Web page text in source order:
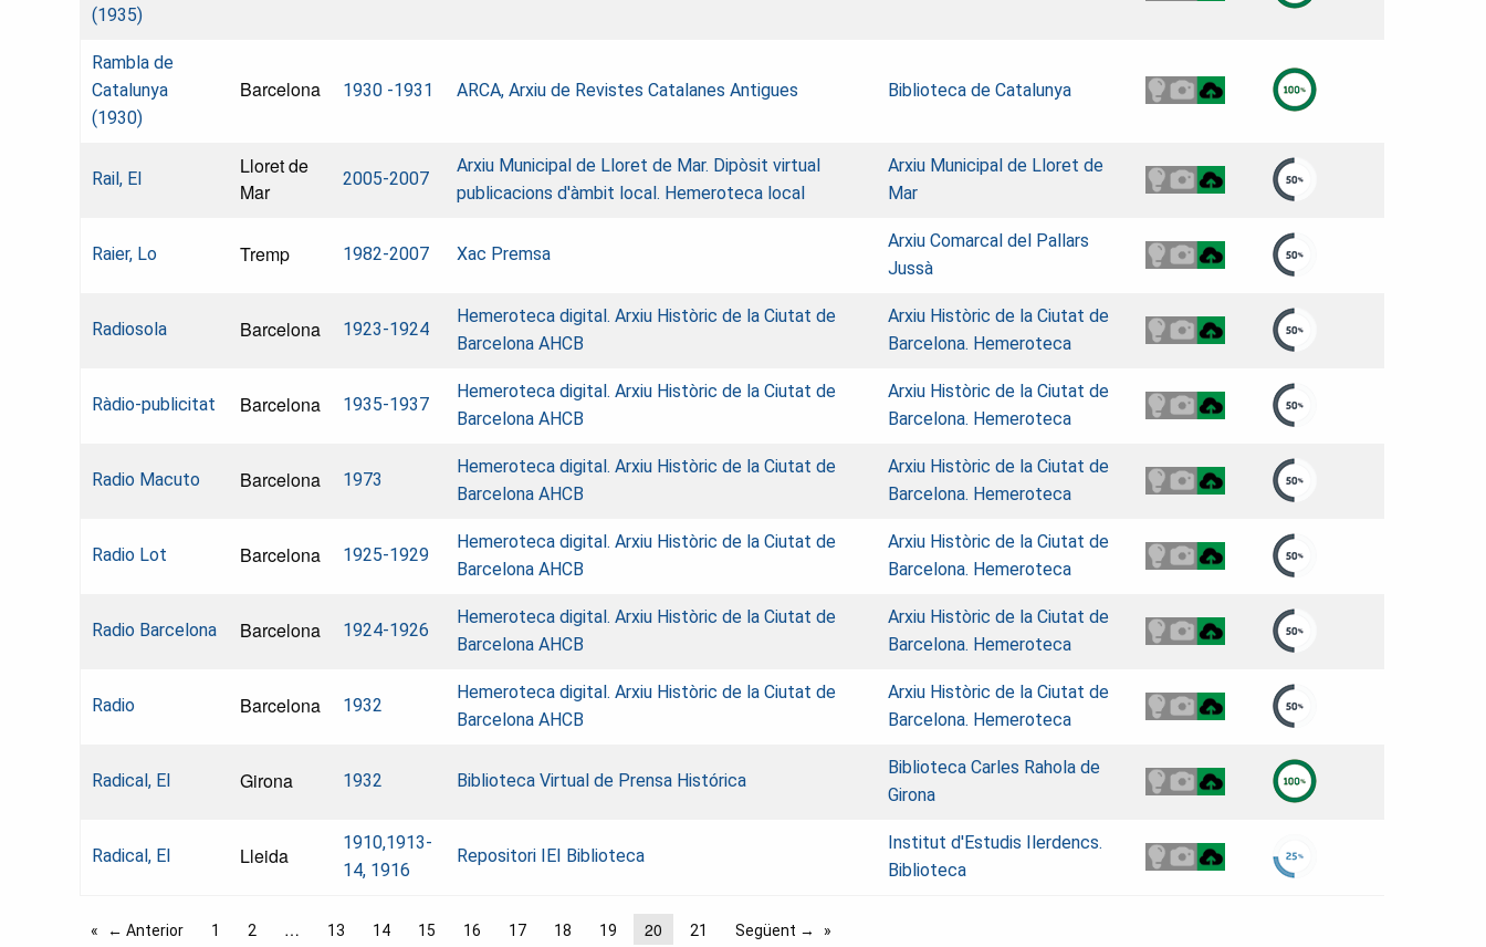
(1935)
Rambla de
Catalunya
(1930)
Barcelona 1930 -1931 ARCA, Arxiu de Revistes Catalanes Antigues Biblioteca de Catalunya
Rail, El
Lloret de
Mar
2005-2007
Arxiu Municipal de Lloret de Mar. Dipòsit virtual
publicacions d'àmbit local. Hemeroteca local
Arxiu Municipal de Lloret de
Mar
Raier, Lo Tremp 1982-2007 Xac Premsa
Arxiu Comarcal del Pallars
Jussà
Radiosola Barcelona 1923-1924
Hemeroteca digital. Arxiu Històric de la Ciutat de
Barcelona AHCB
Arxiu Històric de la Ciutat de
Barcelona. Hemeroteca
Ràdio-publicitat Barcelona 1935-1937
Hemeroteca digital. Arxiu Històric de la Ciutat de
Barcelona AHCB
Arxiu Històric de la Ciutat de
Barcelona. Hemeroteca
Radio Macuto Barcelona 1973
Hemeroteca digital. Arxiu Històric de la Ciutat de
Barcelona AHCB
Arxiu Històric de la Ciutat de
Barcelona. Hemeroteca
Radio Lot Barcelona 1925-1929
Hemeroteca digital. Arxiu Històric de la Ciutat de
Barcelona AHCB
Arxiu Històric de la Ciutat de
Barcelona. Hemeroteca
Radio Barcelona Barcelona 1924-1926
Hemeroteca digital. Arxiu Històric de la Ciutat de
Barcelona AHCB
Arxiu Històric de la Ciutat de
Barcelona. Hemeroteca
Radio Barcelona 1932
Hemeroteca digital. Arxiu Històric de la Ciutat de
Barcelona AHCB
Arxiu Històric de la Ciutat de
Barcelona. Hemeroteca
Radical, El Girona 1932 Biblioteca Virtual de Prensa Histórica
Biblioteca Carles Rahola de
Girona
Radical, El Lleida
1910,1913-
14, 1916
Repositori IEI Biblioteca
Institut d'Estudis Ilerdencs.
Biblioteca
← Anterior 1 2 13 14 15 16 17 18 19 20 21 Següent →